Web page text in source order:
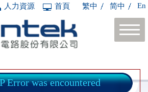
繁中 简中 En
人力資源 首頁
Error was encountered